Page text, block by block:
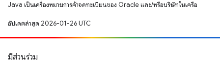
Java เป็นเครื่องหมายการค้าจดทะเบียนของ Oracle และ/หรือบริษัทในเครือ
อัปเดตล่าสุด 2026-01-26 UTC
มีส่วนร่วม